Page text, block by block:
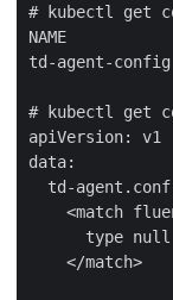
# kubectl get
NAME
td-agent-
# kubectl get
apiVersion: v1
data:
td-
<match
      type null
    </match>